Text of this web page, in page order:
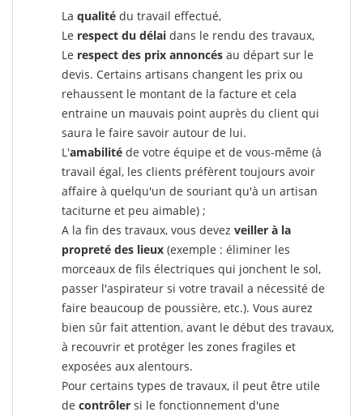
La qualité du travail effectué,
Le respect du délai dans le rendu des travaux,
Le respect des prix annoncés au départ sur le
devis. Certains artisans changent les prix ou
rehaussent le montant de la facture et cela
entraine un mauvais point auprès du client qui
saura le faire savoir autour de lui.
L'amabilité de votre équipe et de vous-même (à
travail égal, les clients préfèrent toujours avoir
affaire à quelqu'un de souriant qu'à un artisan
taciturne et peu aimable) ;
A la fin des travaux, vous devez veiller à la
propreté des lieux (exemple : éliminer les
morceaux de fils électriques qui jonchent le sol,
passer l'aspirateur si votre travail a nécessité de
faire beaucoup de poussière, etc.). Vous aurez
bien sûr fait attention, avant le début des travaux,
à recouvrir et protéger les zones fragiles et
exposées aux alentours.
Pour certains types de travaux, il peut être utile
de contrôler si le fonctionnement d'une